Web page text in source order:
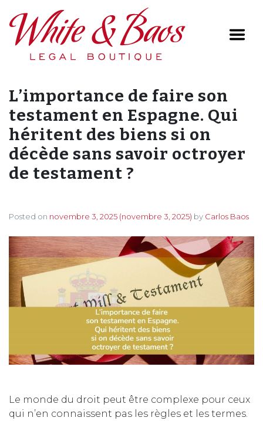
Main Navigation
L’importance de faire son
testament en Espagne. Qui
héritent des biens si on
décède sans savoir octroyer
de testament ?
Posted on novembre 3, 2025 (novembre 3, 2025) by Carlos Baos
Le monde du droit peut être complexe pour ceux
qui n’en connaissent pas les règles et les termes.